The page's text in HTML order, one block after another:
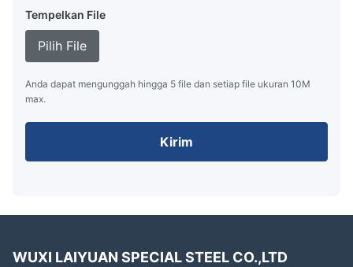
Tempelkan File
Pilih File
Anda dapat mengunggah hingga 5 file dan setiap file ukuran 10M
max.
Kirim
WUXI LAIYUAN SPECIAL STEEL CO.,LTD